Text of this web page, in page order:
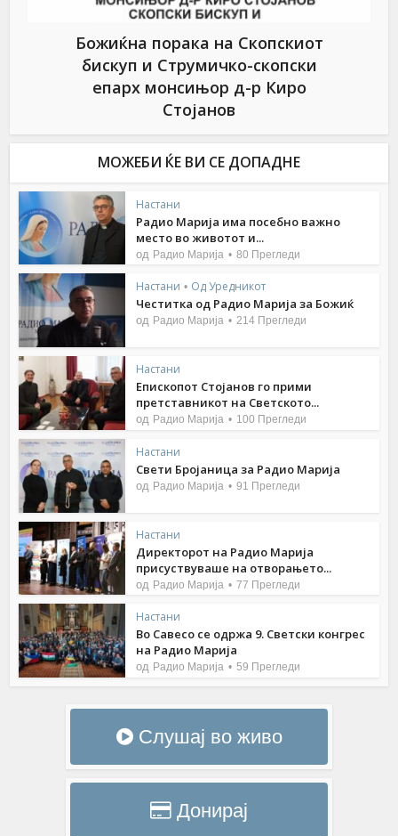
Божиќна порака на Скопскиот
бискуп и Струмичко-скопски
епарх монсињор д-р Киро
Стојанов
МОЖЕБИ ЌЕ ВИ СЕ ДОПАДНЕ
Настани
Радио Марија има посебно важно
место во животот и...
од Радио Марија 80 Прегледи
Настани • Од Уредникот
Честитка од Радио Марија за Божиќ
од Радио Марија 214 Прегледи
Настани
Епископот Стојанов го прими
претставникот на Светското...
од Радио Марија 100 Прегледи
Настани
Свети Бројаница за Радио Марија
од Радио Марија 91 Прегледи
Настани
Директорот на Радио Марија
присуствуваше на отворањето...
од Радио Марија 77 Прегледи
Настани
Во Савесо се одржа 9. Светски конгрес
на Радио Марија
од Радио Марија 59 Прегледи
Слушај во живо
Донирај